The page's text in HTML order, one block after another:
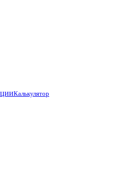
Калькулятор